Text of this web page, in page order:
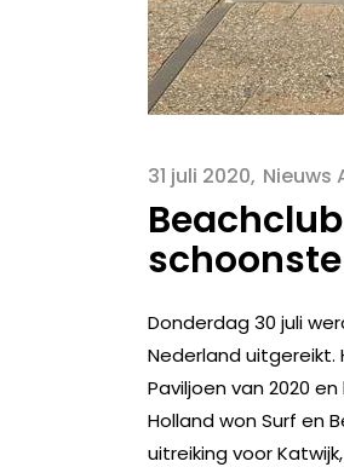
31 juli 2020 Nieuws
Donderdag 30 juli
Nederland
Paviljoen van 2020
Holland won Surf en
uitreiking voor